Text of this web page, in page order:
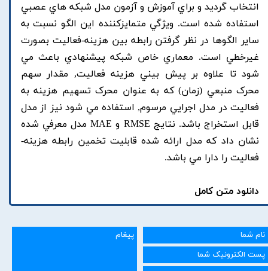
انتخاب گرديد و براي آموزش و آزمون مدل شبکه هاي عصبي
استفاده شده است. ويژگي متمايزکننده اين الگو نسبت به
ساير الگوها در نظر گرفتن رابطه بين هزينه-فعاليت بصورت
غيرخطي است. معماري خاص شبکه پيشنهادي باعث مي
شود تا علاوه بر پيش بيني هزينه فعاليت, مقدار سهم
محرک منبعي (زمان) که به عنوان محرک تسهيم هزينه به
فعاليت در مدل اجرايي مرسوم, استفاده مي شود نيز از مدل
قابل استخراج باشد. نتايج RMSE و MAE مدل معرفي شده
نشان داد که مدل ارائه شده قابليت تخمين رابطه هزينه-
فعاليت را دارا مي باشد.
دانلود متن کامل